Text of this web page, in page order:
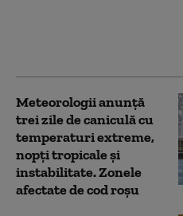
Meteorologii anunță
trei zile de caniculă cu
temperaturi extreme,
nopţi tropicale şi
instabilitate. Zonele
afectate de cod roșu